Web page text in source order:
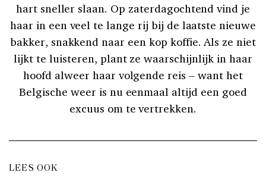
hart sneller slaan. Op zaterdagochtend vind je
haar in een veel te lange rij bij de laatste nieuwe
bakker, snakkend naar een kop koffie. Als ze niet
lijkt te luisteren, plant ze waarschijnlijk in haar
hoofd alweer haar volgende reis – want het
Belgische weer is nu eenmaal altijd een goed
excuus om te vertrekken.
LEES OOK